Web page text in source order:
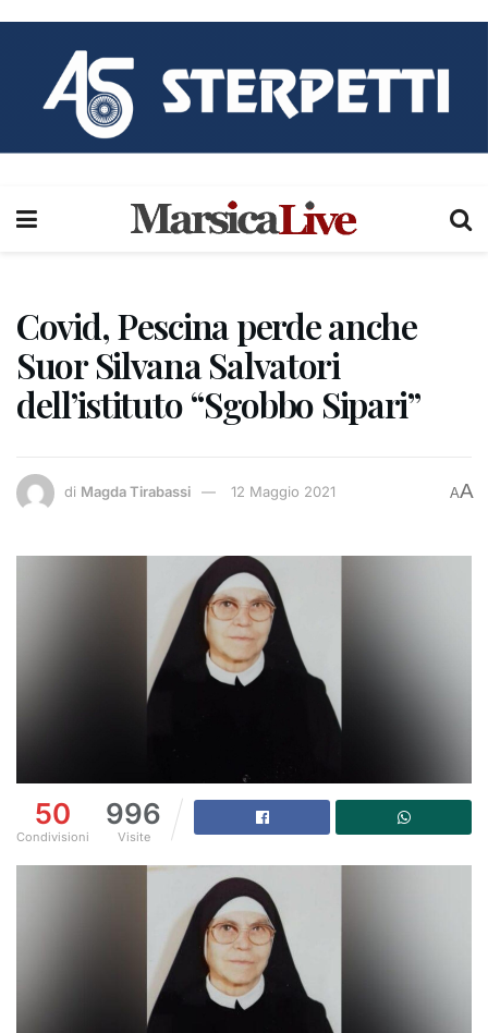
Covid, Pescina perde anche
Suor Silvana Salvatori
dell’istituto “Sgobbo Sipari”
di Magda Tirabassi 12 Maggio 2021 AA
50
Condivisioni
996
Visite